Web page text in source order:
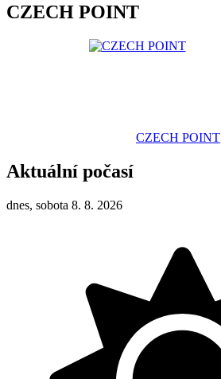
CZECH POINT
CZECH POINT
Aktuální počasí
dnes, sobota 8. 8. 2026